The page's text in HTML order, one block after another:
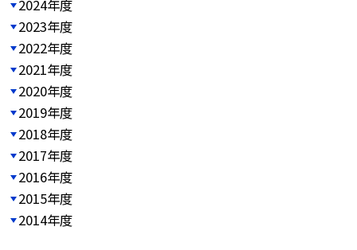
2024年度
2023年度
2022年度
2021年度
2020年度
2019年度
2018年度
2017年度
2016年度
2015年度
2014年度